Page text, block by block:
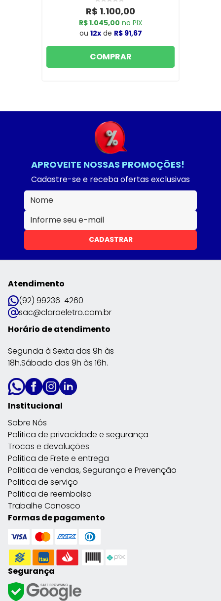
R$ 1.100,00
R$ 1.045,00 no PIX
ou 12xde R$ 91,67
COMPRAR
APROVEITE NOSSAS PROMOÇÕES!
Cadastre-se e receba ofertas exclusivas
CADASTRAR
Atendimento
(92) 99236-4260
sac@claraeletro.com.br
Horário de atendimento
Segunda à Sexta das 9h às
18h.Sábado das 9h às 16h.
Institucional
Sobre Nós
Política de privacidade e segurança
Trocas e devoluções
Política de Frete e entrega
Política de vendas, Segurança e Prevenção
Política de serviço
Política de reembolso
Trabalhe Conosco
Formas de pagamento
Segurança